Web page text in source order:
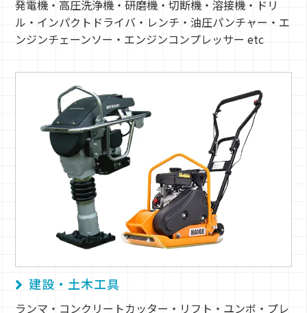
発電機・高圧洗浄機・研磨機・切断機・溶接機・ドリ
ル・インパクトドライバ・レンチ・油圧パンチャー・エ
ンジンチェーンソー・エンジンコンプレッサー etc
建設・土木工具
ランマ・コンクリートカッター・リフト・ユンボ・プレ